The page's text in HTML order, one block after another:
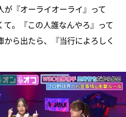
が『オーライオーライ』って
て。『この人誰なんやろ』って
ら出たら、『当行によろしく